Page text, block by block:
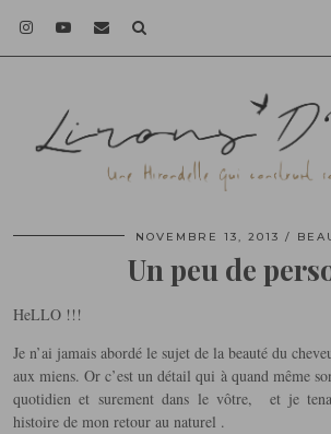
NOVEMBRE 13, 2013
Un peu de
HeLLO !!!
Je n’ai jamais abordé le sujet de la beauté du
aux miens. Or c’est un détail qui à quand même
quotidien et surement dans le vôtre, et je
histoire de mon retour au naturel .